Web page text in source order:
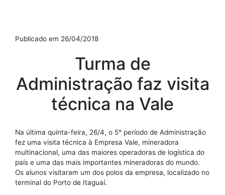
Publicado em 26/04/2018
Turma de
Administração faz visita
técnica na Vale
Na última quinta-feira, 26/4, o 5° período de Administração
fez uma visita técnica à Empresa Vale, mineradora
multinacional, uma das maiores operadoras de logística do
país e uma das mais importantes mineradoras do mundo.
Os alunos visitaram um dos polos da empresa, localizado no
terminal do Porto de Itaguaí.